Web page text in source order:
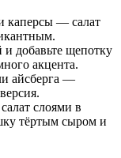
каперсы — салат
добавьте щепотку
акцента.
айсберга —
слоями в
тёртым сыром и